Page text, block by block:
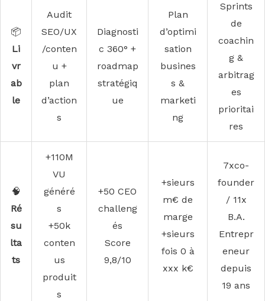
📦
Li
vr
ab
le
Audit
SEO/UX
/conten
u +
plan
d’action
s
Diagnosti
c 360° +
roadmap
stratégiq
ue
Plan
d’optimi
sation
busines
s &
marketi
ng
Sprints
de
coachin
g &
arbitrag
es
prioritai
res
🧠
Ré
su
lta
ts
+110M
VU
généré
s
+50k
conten
us
produit
s
+50 CEO
challeng
és
Score
9,8/10
+sieurs
m€ de
marge
+sieurs
fois 0 à
xxx k€
7xco-
founder
/ 11x
B.A.
Entrepr
eneur
depuis
19 ans